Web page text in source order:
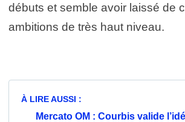
débuts et semble avoir laissé de
ambitions de très haut niveau.
À LIRE AUSSI :
Mercato OM : Courbis valide